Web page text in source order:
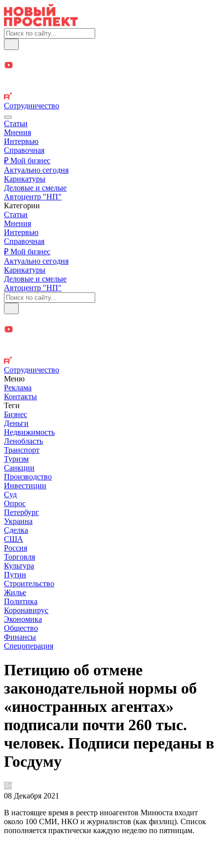
Сотрудничество
Статьи
Мнения
Интервью
Справочная
₽ Мой бизнес
Актуально сегодня
Карикатуры
Деловые и смелые
Автоцентр "НП"
Категории
Статьи
Мнения
Интервью
Справочная
₽ Мой бизнес
Актуально сегодня
Карикатуры
Деловые и смелые
Автоцентр "НП"
Сотрудничество
Меню
Реклама
Контакты
Теги
Бизнес
Деньги
Недвижимость
Ленобласть
Транспорт
Туризм
Санкции
Производство
Инвестиции
Суд
Опрос
Петербург
Украина
Сделка
США
Россия
Торговля
Культура
Путин
Строительство
Жилье
Политика
Коронавирус
Экономика
Общество
Финансы
Спецоперация
Петицию об отмене
законодательной нормы об
«иностранных агентах»
подписали почти 260 тыс.
человек. Подписи переданы в
Госдуму
08 Декабря 2021
В настоящее время в реестр иноагентов Минюста входит
около 100 СМИ, НКО и журналистов (как физлиц). Список
пополняется практически каждую неделю по пятницам.